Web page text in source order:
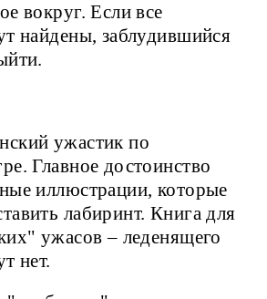
вокруг. Если все
найдены, заблудившийся
ужастик по
Главное достоинство
иллюстрации, которые
лабиринт. Книга для
ужасов – леденящего
нет.